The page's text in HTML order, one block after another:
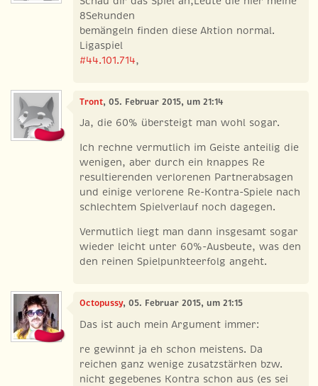
8Sekunden
bemängeln finden diese Aktion normal.
Ligaspiel
#44.101.714,
Tront, 05. Februar 2015, um 21:14
Ja, die 60% übersteigt man wohl sogar.
Ich rechne vermutlich im Geiste anteilig die
wenigen, aber durch ein knappes Re
resultierenden verlorenen Partnerabsagen
und einige verlorene Re-Kontra-Spiele nach
schlechtem Spielverlauf noch dagegen.
Vermutlich liegt man dann insgesamt sogar
wieder leicht unter 60%-Ausbeute, was den
den reinen Spielpunkteerfolg angeht.
Octopussy, 05. Februar 2015, um 21:15
Das ist auch mein Argument immer:
re gewinnt ja eh schon meistens. Da
reichen ganz wenige zusatzstärken bzw.
nicht gegebenes Kontra schon aus (es sei